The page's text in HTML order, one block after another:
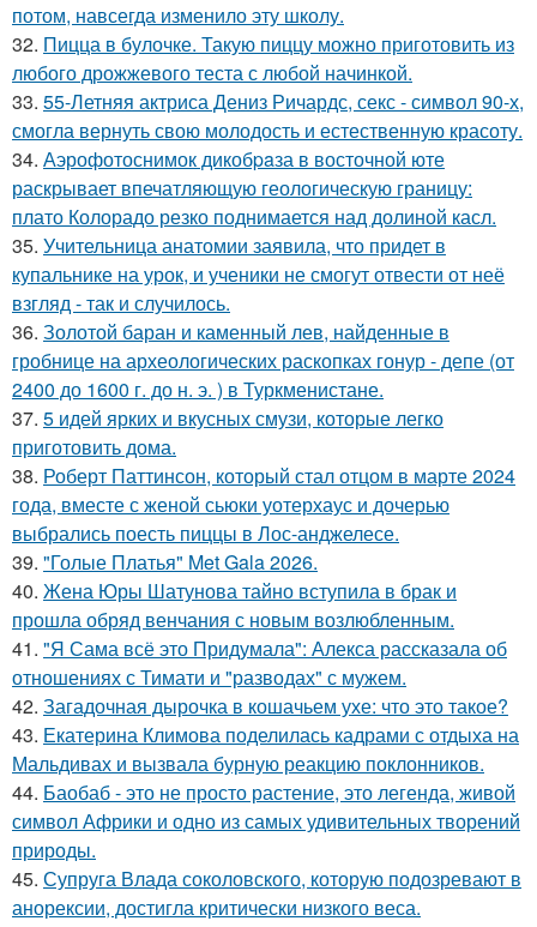
потом, навсегда изменило эту школу.
32. Пицца в булочке. Такую пиццу можно приготовить из
любого дрожжевого теста с любой начинкой.
33. 55-Летняя актриса Дениз Ричардс, секс - символ 90-х,
смогла вернуть свою молодость и естественную красоту.
34. Аэрофотоснимок дикобpaза в восточной юте
раскрывает впечатляющую геологическую границу:
плато Колорадо резко поднимается над долиной касл.
35. Учительница анатомии заявила, что придет в
купальнике на урок, и ученики не смогут отвести от неё
взгляд - так и случилось.
36. Золотой баран и каменный лев, найденные в
гробнице на археологических раскопках гонур - депе (от
2400 до 1600 г. до н. э. ) в Туркменистане.
37. 5 идей ярких и вкусных смузи, которые легко
приготовить дома.
38. Роберт Паттинсон, который стал отцом в марте 2024
года, вместе с женой сьюки уотерхаус и дочерью
выбрались поесть пиццы в Лос-анджелесе.
39. "Голые Платья" Met Gala 2026.
40. Жена Юры Шатунова тайно вступила в брак и
прошла обряд венчания с новым возлюбленным.
41. "Я Сама всё это Придумала": Алекса рассказала об
отношениях с Тимати и "разводах" с мужем.
42. Загадочная дырочка в кошачьем ухе: что это такое?
43. Екатерина Климова поделилась кадрами с отдыха на
Мальдивах и вызвала бурную реакцию поклонников.
44. Баобаб - это не просто растение, это легенда, живой
символ Африки и одно из самых удивительных творений
природы.
45. Супруга Влада соколовского, которую подозревают в
анорексии, достигла критически низкого веса.